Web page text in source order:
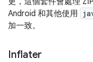
Android 和其他使用
加一致。
Inflater